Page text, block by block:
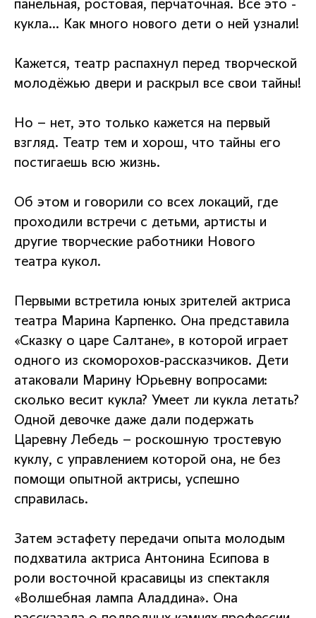
панельная, ростовая, перчаточная. Всё это -
кукла… Как много нового дети о ней узнали!
Кажется, театр распахнул перед творческой
молодёжью двери и раскрыл все свои тайны!
Но – нет, это только кажется на первый
взгляд. Театр тем и хорош, что тайны его
постигаешь всю жизнь.
Об этом и говорили со всех локаций, где
проходили встречи с детьми, артисты и
другие творческие работники Нового
театра кукол.
Первыми встретила юных зрителей актриса
театра Марина Карпенко. Она представила
«Сказку о царе Салтане», в которой играет
одного из скоморохов-рассказчиков. Дети
атаковали Марину Юрьевну вопросами:
сколько весит кукла? Умеет ли кукла летать?
Одной девочке даже дали подержать
Царевну Лебедь – роскошную тростевую
куклу, с управлением которой она, не без
помощи опытной актрисы, успешно
справилась.
Затем эстафету передачи опыта молодым
подхватила актриса Антонина Есипова в
роли восточной красавицы из спектакля
«Волшебная лампа Аладдина». Она